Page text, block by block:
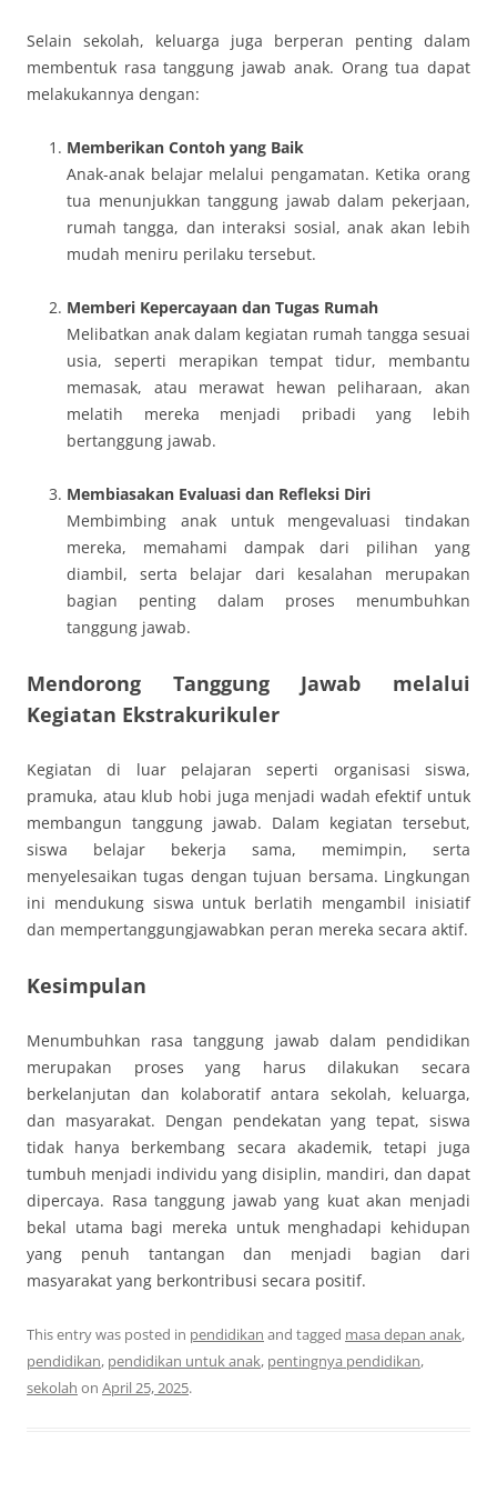
Selain sekolah, keluarga juga berperan penting dalam
membentuk rasa tanggung jawab anak. Orang tua dapat
melakukannya dengan:
Memberikan Contoh yang Baik
Anak-anak belajar melalui pengamatan. Ketika orang
tua menunjukkan tanggung jawab dalam pekerjaan,
rumah tangga, dan interaksi sosial, anak akan lebih
mudah meniru perilaku tersebut.
Memberi Kepercayaan dan Tugas Rumah
Melibatkan anak dalam kegiatan rumah tangga sesuai
usia, seperti merapikan tempat tidur, membantu
memasak, atau merawat hewan peliharaan, akan
melatih mereka menjadi pribadi yang lebih
bertanggung jawab.
Membiasakan Evaluasi dan Refleksi Diri
Membimbing anak untuk mengevaluasi tindakan
mereka, memahami dampak dari pilihan yang
diambil, serta belajar dari kesalahan merupakan
bagian penting dalam proses menumbuhkan
tanggung jawab.
Mendorong Tanggung Jawab melalui
Kegiatan Ekstrakurikuler
Kegiatan di luar pelajaran seperti organisasi siswa,
pramuka, atau klub hobi juga menjadi wadah efektif untuk
membangun tanggung jawab. Dalam kegiatan tersebut,
siswa belajar bekerja sama, memimpin, serta
menyelesaikan tugas dengan tujuan bersama. Lingkungan
ini mendukung siswa untuk berlatih mengambil inisiatif
dan mempertanggungjawabkan peran mereka secara aktif.
Kesimpulan
Menumbuhkan rasa tanggung jawab dalam pendidikan
merupakan proses yang harus dilakukan secara
berkelanjutan dan kolaboratif antara sekolah, keluarga,
dan masyarakat. Dengan pendekatan yang tepat, siswa
tidak hanya berkembang secara akademik, tetapi juga
tumbuh menjadi individu yang disiplin, mandiri, dan dapat
dipercaya. Rasa tanggung jawab yang kuat akan menjadi
bekal utama bagi mereka untuk menghadapi kehidupan
yang penuh tantangan dan menjadi bagian dari
masyarakat yang berkontribusi secara positif.
This entry was posted in pendidikan and tagged masa depan anak,
pendidikan, pendidikan untuk anak, pentingnya pendidikan,
sekolah on April 25, 2025.